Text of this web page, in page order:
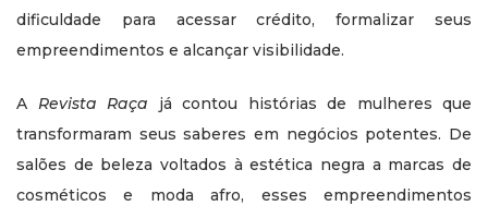
dificuldade para acessar crédito, formalizar seus
empreendimentos e alcançar visibilidade.
A Revista Raça já contou histórias de mulheres que
transformaram seus saberes em negócios potentes. De
salões de beleza voltados à estética negra a marcas de
cosméticos e moda afro, esses empreendimentos